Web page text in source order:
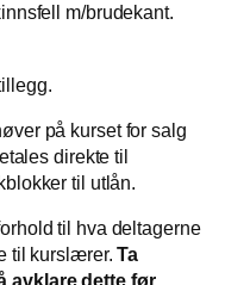
m/brudekant.
på kurset for salg
direkte til
til utlån.
til hva deltagerne
til kurslærer.Ta
avklare dette før